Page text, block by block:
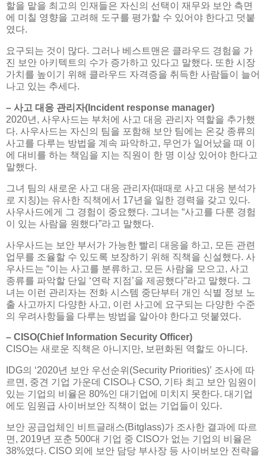
할을 맡을 최고의 인재들은 자신의 선택이 재무와 보안 측면
에 미칠 영향을 고려해 도구를 평가할 수 있어야 한다고 덧붙
였다.
요구되는 것이 많다. 그러나 베스트맨은 클라우드 경험을 가
진 보안 아키텍트의 수가 증가하고 있다고 말했다. 또한 시장
가치를 높이기 위해 클라우드 자격증을 취득한 사람들이 늘어
나고 있는 추세다.
– 사고 대응 관리자(Incident response manager)
2020년, 사우사드는 부처에 사고 대응 관리자 역할을 추가했
다. 사우사드는 자신의 팀을 포함해 보안 팀에는 온갖 종류의
사고를 다루는 방법을 계속 파악하고, 무언가 일어났을 때 이
에 대비를 하는 책임을 지는 직원이 한 명 이상 있어야 한다고
말했다.
그녀 팀의 새로운 사고 대응 관리자(때때로 사고 대응 분석가
로 지칭)는 유사한 직책에서 17년을 일한 경력을 갖고 있다.
사우사드에게 그 경험이 중요했다. 그녀는 “사고를 다룬 경험
이 있는 사람을 원했다”라고 말했다.
사우사드는 보안 부서가 가능한 빨리 대응을 하고, 모든 관련
업무를 조율할 수 있도록 보장하기 위해 직책을 신설했다. 사
우사드는 “이는 사고를 분류하고, 모든 사람을 모으고, 사고
종류를 파악할 단일 ‘연락 지점’을 제공했다”라고 말했다. 그
녀는 이런 관리자는 전화 시스템 중단부터 개인 식별 정보 노
출 사고까지 다양한 사고, 이런 사고에 요구되는 다양한 수준
의 우려사항들을 다루는 방법을 알아야 한다고 덧붙였다.
– CISO(Chief Information Security Officer)
CISO는 새로운 직책은 아니지만, 보편화된 역할도 아니다.
IDG의 ‘2020년 보안 우선순위(Security Priorities)’ 조사에 따
르면, 중견 기업 가운데 CISO나 CSO, 기타 최고 보안 임원이
있는 기업의 비율은 80%인 대기업에 미치지 못한다. 대기업
에도 임원급 사이버보안 직책이 없는 기업들이 있다.
보안 공급업체인 비트글래스(Bitglass)가 조사한 결과에 따르
면, 2019년 포춘 500대 기업 중 CISO가 없는 기업의 비율은
38%였다. CISO 외에 보안 담당 부사장 등 사이버보안 전략을